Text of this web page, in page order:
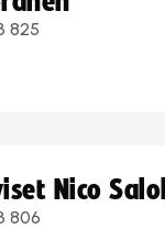
825
Nico
806